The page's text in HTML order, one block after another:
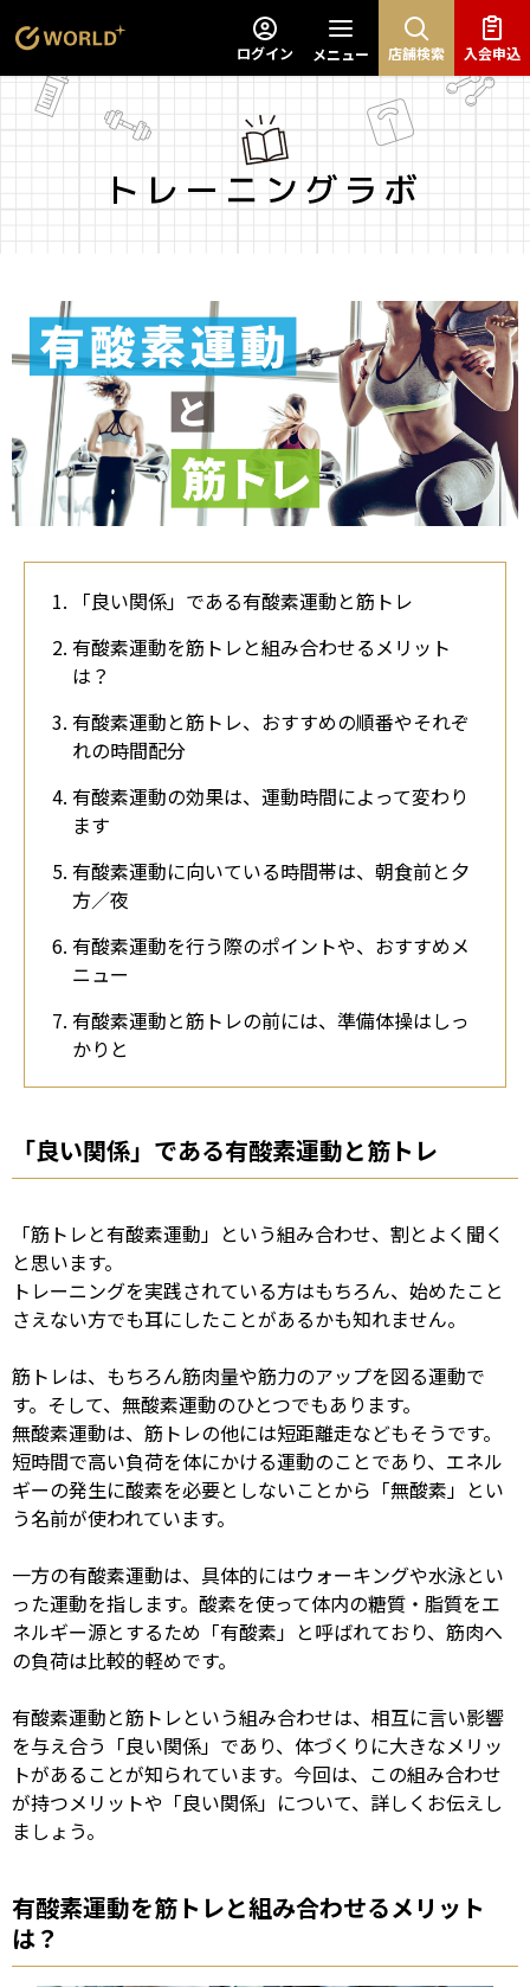
ログイン 店舗検索 入会申込
メニュー
「良い関係」である有酸素運動と筋トレ
有酸素運動を筋トレと組み合わせるメリット
は？
有酸素運動と筋トレ、おすすめの順番やそれぞ
れの時間配分
有酸素運動の効果は、運動時間によって変わり
ます
有酸素運動に向いている時間帯は、朝食前と夕
方／夜
有酸素運動を行う際のポイントや、おすすめメ
ニュー
有酸素運動と筋トレの前には、準備体操はしっ
かりと
「良い関係」である有酸素運動と筋トレ
「筋トレと有酸素運動」という組み合わせ、割とよく聞く
と思います。
トレーニングを実践されている方はもちろん、始めたこと
さえない方でも耳にしたことがあるかも知れません。
筋トレは、もちろん筋肉量や筋力のアップを図る運動で
す。そして、無酸素運動のひとつでもあります。
無酸素運動は、筋トレの他には短距離走などもそうです。
短時間で高い負荷を体にかける運動のことであり、エネル
ギーの発生に酸素を必要としないことから「無酸素」とい
う名前が使われています。
一方の有酸素運動は、具体的にはウォーキングや水泳とい
った運動を指します。酸素を使って体内の糖質・脂質をエ
ネルギー源とするため「有酸素」と呼ばれており、筋肉へ
の負荷は比較的軽めです。
有酸素運動と筋トレという組み合わせは、相互に言い影響
を与え合う「良い関係」であり、体づくりに大きなメリッ
トがあることが知られています。今回は、この組み合わせ
が持つメリットや「良い関係」について、詳しくお伝えし
ましょう。
有酸素運動を筋トレと組み合わせるメリット
は？